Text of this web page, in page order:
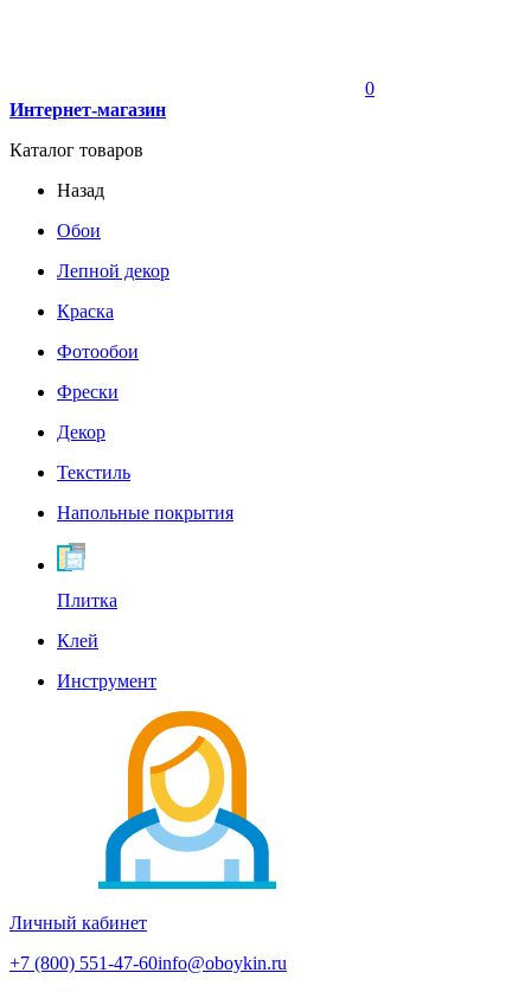
0
Интернет-магазин
Каталог товаров
Назад
Обои
Лепной декор
Краска
Фотообои
Фрески
Декор
Текстиль
Напольные покрытия
Плитка
Клей
Инструмент
Личный кабинет
+7 (800) 551-47-60info@oboykin.ru